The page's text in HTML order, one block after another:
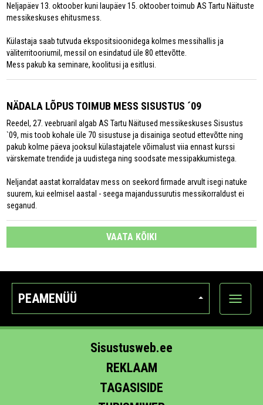
Neljapäev 13. oktoober kuni laupäev 15. oktoober toimub AS Tartu Näituste
messikeskuses ehitusmess.
Külastaja saab tutvuda ekspositsioonidega kolmes messihallis ja
väliterritooriumil, messil on esindatud üle 80 ettevõtte.
Mess pakub ka seminare, koolitusi ja esitlusi.
NÄDALA LÕPUS TOIMUB MESS SISUSTUS ´09
Reedel, 27. veebruaril algab AS Tartu Näitused messikeskuses Sisustus
`09, mis toob kohale üle 70 sisustuse ja disainiga seotud ettevõtte ning
pakub kolme päeva jooksul külastajatele võimalust viia ennast kurssi
värskemate trendide ja uudistega ning soodsate messipakkumistega.
Neljandat aastat korraldatav mess on seekord firmade arvult isegi natuke
suurem, kui eelmisel aastal - seega majandussurutis messikorraldust ei
seganud.
VAATA KÕIKI
PEAMENÜÜ
Ava
Sisustusweb.ee
REKLAAM
TAGASISIDE